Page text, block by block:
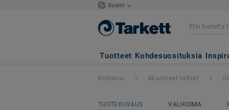
Suomi
Tuotteet Kohdesuosituksia
iD Square Loose-
Kotisivu Akustiset lattiat
TUOTEKUVAUS VALIKOIMA